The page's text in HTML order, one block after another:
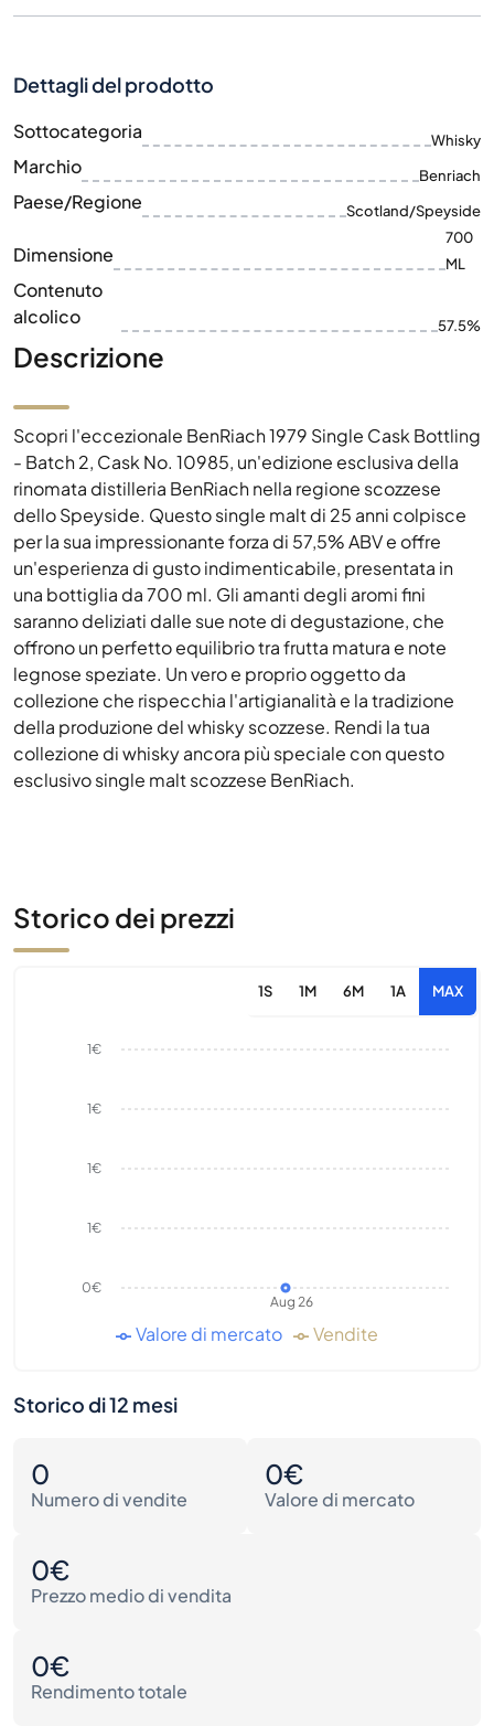
Dettagli del prodotto
Sottocategoria Whisky
Marchio Benriach
Paese/Regione Scotland/Speyside
Dimensione
700
ML
Contenuto
alcolico
57.5%
Descrizione
Scopri l'eccezionale BenRiach 1979 Single Cask Bottling
- Batch 2, Cask No. 10985, un'edizione esclusiva della
rinomata distilleria BenRiach nella regione scozzese
dello Speyside. Questo single malt di 25 anni colpisce
per la sua impressionante forza di 57,5% ABV e offre
un'esperienza di gusto indimenticabile, presentata in
una bottiglia da 700 ml. Gli amanti degli aromi fini
saranno deliziati dalle sue note di degustazione, che
offrono un perfetto equilibrio tra frutta matura e note
legnose speziate. Un vero e proprio oggetto da
collezione che rispecchia l'artigianalità e la tradizione
della produzione del whisky scozzese. Rendi la tua
collezione di whisky ancora più speciale con questo
esclusivo single malt scozzese BenRiach.
Storico dei prezzi
1S 1M 6M 1A MAX
Aug 26
0€
1€
1€
1€
1€
Valore di mercato Vendite
Storico di 12 mesi
0
Numero di vendite
0€
Valore di mercato
0€
Prezzo medio di vendita
0€
Rendimento totale